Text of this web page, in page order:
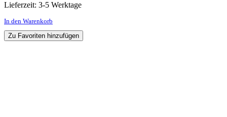
Lieferzeit: 3-5 Werktage
In den Warenkorb
Zu Favoriten hinzufügen